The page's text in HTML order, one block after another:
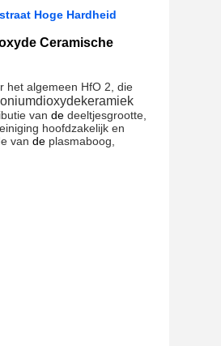
Hoge Hardheid
Ceramische
het algemeen HfO 2, die
van de deeltjesgrootte,
hoofdzakelijk en
van de plasmaboog,